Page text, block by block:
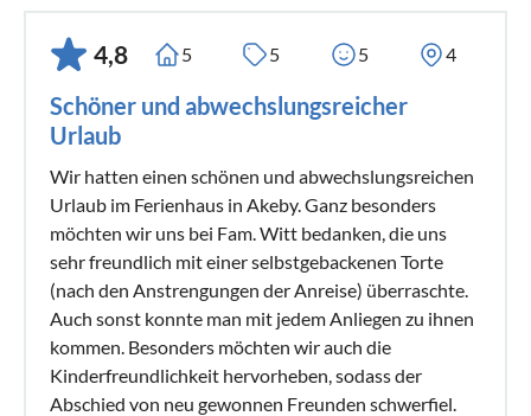
4,8 5 5 5 4
Schöner und abwechslungsreicher
Urlaub
Wir hatten einen schönen und abwechslungsreichen
Urlaub im Ferienhaus in Akeby. Ganz besonders
möchten wir uns bei Fam. Witt bedanken, die uns
sehr freundlich mit einer selbstgebackenen Torte
(nach den Anstrengungen der Anreise) überraschte.
Auch sonst konnte man mit jedem Anliegen zu ihnen
kommen. Besonders möchten wir auch die
Kinderfreundlichkeit hervorheben, sodass der
Abschied von neu gewonnen Freunden schwerfiel.